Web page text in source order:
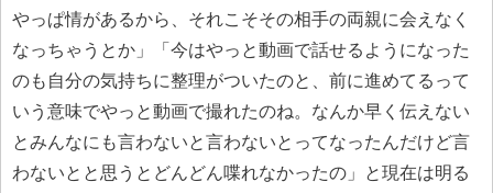
やっぱ情があるから、それこそその相手の両親に会えなく
なっちゃうとか」「今はやっと動画で話せるようになった
のも自分の気持ちに整理がついたのと、前に進めてるって
いう意味でやっと動画で撮れたのね。なんか早く伝えない
とみんなにも言わないと言わないとってなったんだけど言
わないとと思うとどんどん喋れなかったの」と現在は明る